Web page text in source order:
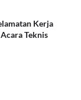
Kerja
Teknis